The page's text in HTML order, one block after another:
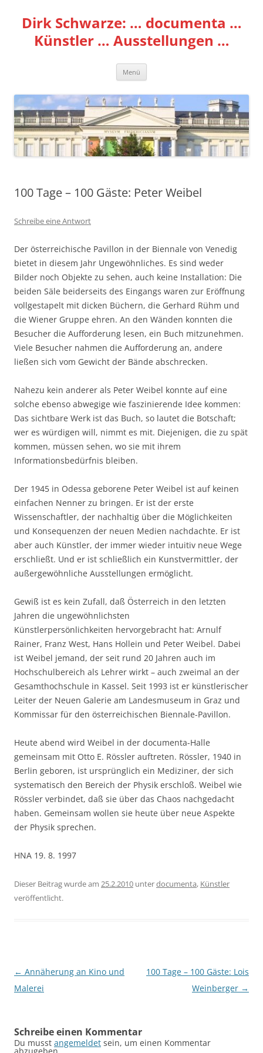
springen
Dirk Schwarze: … documenta …
Künstler … Ausstellungen …
Menü
100 Tage – 100 Gäste: Peter Weibel
Schreibe eine Antwort
Der österreichische Pavillon in der Biennale von Venedig
bietet in diesem Jahr Ungewöhnliches. Es sind weder
Bilder noch Objekte zu sehen, auch keine Installation: Die
beiden Säle beiderseits des Eingangs waren zur Eröffnung
vollgestapelt mit dicken Büchern, die Gerhard Rühm und
die Wiener Gruppe ehren. An den Wänden konnten die
Besucher die Aufforderung lesen, ein Buch mitzunehmen.
Viele Besucher nahmen die Aufforderung an, andere
ließen sich vom Gewicht der Bände abschrecken.
Nahezu kein anderer als Peter Weibel konnte auf eine
solche ebenso abwegige wie faszinierende Idee kommen:
Das sichtbare Werk ist das Buch, so lautet die Botschaft;
wer es würdigen will, nimmt es mit. Diejenigen, die zu spät
kommen, müssen sehen, wo sie mit ihrem
Informationsbedürfnis bleiben.
Der 1945 in Odessa geborene Peter Weibel ist auf keinen
einfachen Nenner zu bringen. Er ist der erste
Wissenschaftler, der nachhaltig über die Möglichkeiten
und Konsequenzen der neuen Medien nachdachte. Er ist
aber auch Künstler, der immer wieder intuitiv neue Wege
erschließt. Und er ist schließlich ein Kunstvermittler, der
außergewöhnliche Ausstellungen ermöglicht.
Gewiß ist es kein Zufall, daß Österreich in den letzten
Jahren die ungewöhnlichsten
Künstlerpersönlichkeiten hervorgebracht hat: Arnulf
Rainer, Franz West, Hans Hollein und Peter Weibel. Dabei
ist Weibel jemand, der seit rund 20 Jahren auch im
Hochschulbereich als Lehrer wirkt – auch zweimal an der
Gesamthochschule in Kassel. Seit 1993 ist er künstlerischer
Leiter der Neuen Galerie am Landesmuseum in Graz und
Kommissar für den österreichischen Biennale-Pavillon.
Heute abend wird Weibel in der documenta-Halle
gemeinsam mit Otto E. Rössler auftreten. Rössler, 1940 in
Berlin geboren, ist ursprünglich ein Mediziner, der sich
systematisch den Bereich der Physik erschloß. Weibel wie
Rössler verbindet, daß sie über das Chaos nachgedacht
haben. Gemeinsam wollen sie heute über neue Aspekte
der Physik sprechen.
HNA 19. 8. 1997
Dieser Beitrag wurde am 25.2.2010 unterdocumenta, Künstler
veröffentlicht.
Beitragsnavigation
← Annäherung an Kino und
Malerei
100 Tage – 100 Gäste: Lois
Weinberger →
Schreibe einen Kommentar
Du musst angemeldet sein, um einen Kommentar
abzugeben.